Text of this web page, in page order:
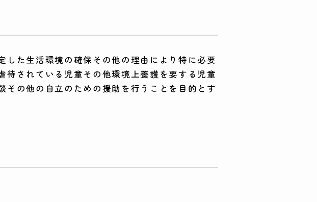
た生活環境の確保その他の理由により特に必要
されている児童その他環境上養護を要する児童
の他の自立のための援助を行うことを目的とす